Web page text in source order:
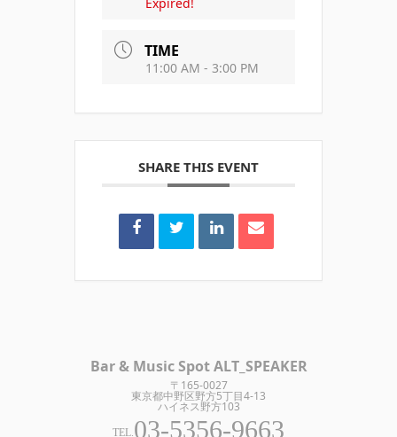
TIME
11:00 AM - 3:00 PM
SHARE THIS EVENT
Bar & Music Spot ALT_SPEAKER
〒165-0027
東京都中野区野方5丁目4-13
ハイネス野方103
TEL.03-5356-9663